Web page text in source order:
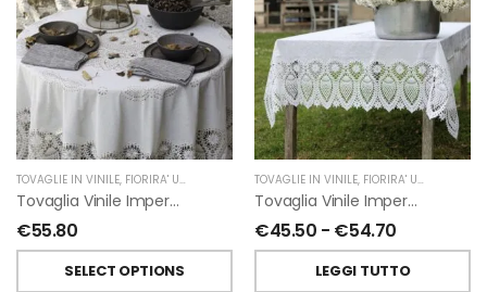
TOVAGLIE IN VINILE, FIORIRA' UN GIARDINO
Tovaglia Vinile Impermeabile Pizzo Tonda Di Fiorirà Un Giardino
€55.80
SELECT OPTIONS
TOVAGLIE IN VINILE, FIORIRA' UN GIARDINO
Tovaglia Vinile Impermeabile Pizzo Bianco Di Fiorirà Un Giardino
€45.50 - €54.70
LEGGI TUTTO